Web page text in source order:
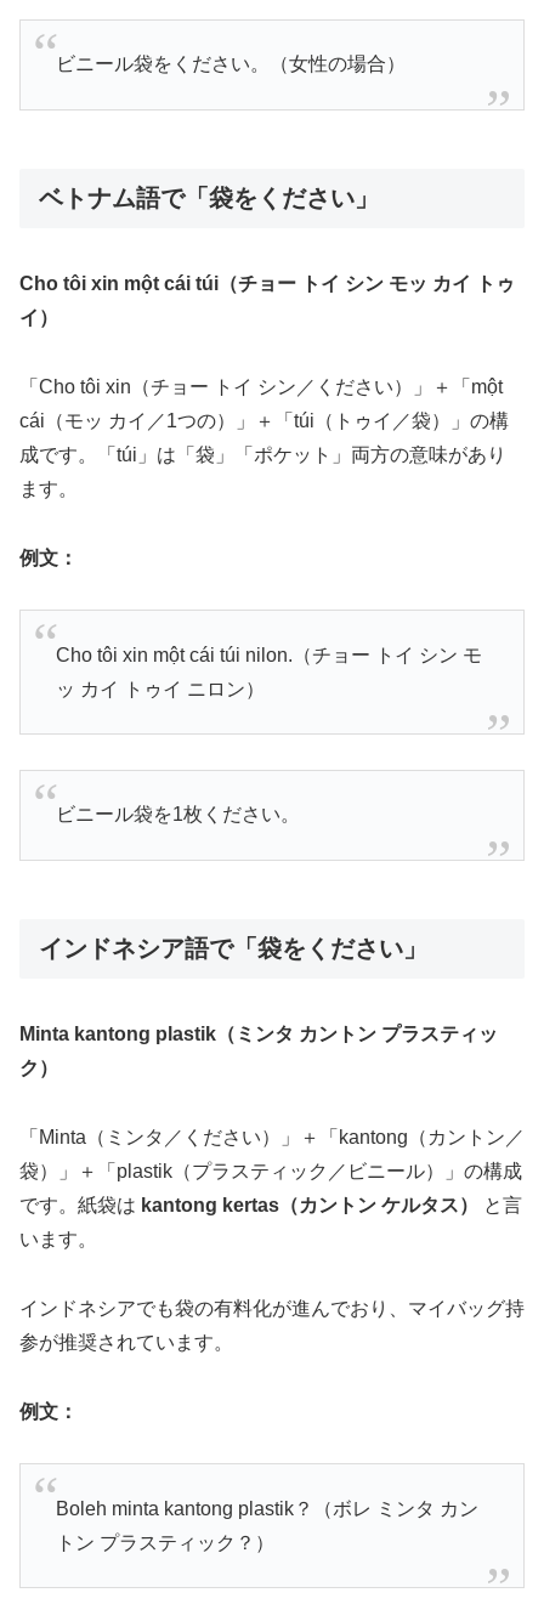
ビニール袋をください。（女性の場合）
ベトナム語で「袋をください」
Cho tôi xin một cái túi（チョー トイ シン モッ カイ トゥ
イ）
「Cho tôi xin（チョー トイ シン／ください）」＋「một
cái（モッ カイ／1つの）」＋「túi（トゥイ／袋）」の構
成です。「túi」は「袋」「ポケット」両方の意味があり
ます。
例文：
Cho tôi xin một cái túi nilon.（チョー トイ シン モ
ッ カイ トゥイ ニロン）
ビニール袋を1枚ください。
インドネシア語で「袋をください」
Minta kantong plastik（ミンタ カントン プラスティッ
ク）
「Minta（ミンタ／ください）」＋「kantong（カントン／
袋）」＋「plastik（プラスティック／ビニール）」の構成
です。紙袋は kantong kertas（カントン ケルタス）
と言
います。
インドネシアでも袋の有料化が進んでおり、マイバッグ持
参が推奨されています。
例文：
Boleh minta kantong plastik？（ボレ ミンタ カン
トン プラスティック？）